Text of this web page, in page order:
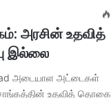
அரசின் உதவித்
இல்லை
அடையாள அட்டைகள்
உதவித் தொகை